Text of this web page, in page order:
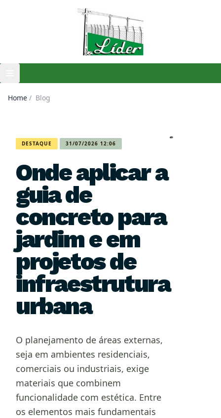
Home / Blog
DESTAQUE 31/07/2026 12:06
Onde aplicar a
guia de
concreto para
jardim e em
projetos de
infraestrutura
urbana
O planejamento de áreas externas,
seja em ambientes residenciais,
comerciais ou industriais, exige
materiais que combinem
funcionalidade com estética. Entre
os elementos mais fundamentais